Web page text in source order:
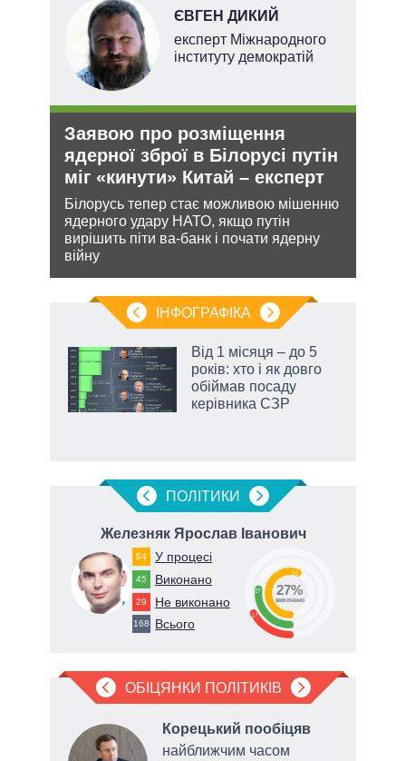
ЄВГЕН ДИКИЙ
експерт Міжнародного
інституту демократій
Заявою про розміщення
ядерної зброї в Білорусі путін
міг «кинути» Китай – експерт
Білорусь тепер стає можливою мішенню
ядерного удару НАТО, якщо путін
вирішить піти ва-банк і почати ядерну
війну
ІНФОГРАФІКА
Від 1 місяця – до 5
років: хто і як довго
обіймав посаду
керівника СЗР
ПОЛIТИКИ
Железняк Ярослав Іванович
94 У процесі
45 Виконано
29 Не виконано
168 Всього
17
27
56
27%
виконано
ОБІЦЯНКИ ПОЛІТИКІВ
Корецький пообіцяв
найближчим часом